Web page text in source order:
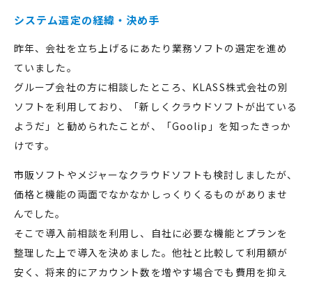
システム選定の経緯・決め手
昨年、会社を立ち上げるにあたり業務ソフトの選定を進め
ていました。
グループ会社の方に相談したところ、KLASS株式会社の別
ソフトを利用しており、「新しくクラウドソフトが出ている
ようだ」と勧められたことが、「Goolip」を知ったきっか
けです。
市販ソフトやメジャーなクラウドソフトも検討しましたが、
価格と機能の両面でなかなかしっくりくるものがありませ
んでした。
そこで導入前相談を利用し、自社に必要な機能とプランを
整理した上で導入を決めました。他社と比較して利用額が
安く、将来的にアカウント数を増やす場合でも費用を抑え